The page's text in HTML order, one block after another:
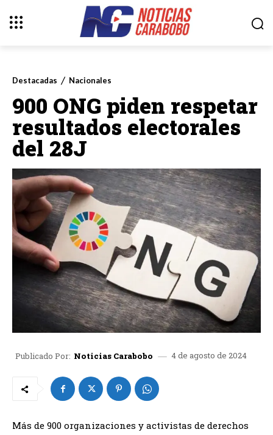
Destacadas Nacionales
900 ONG piden respetar
resultados electorales
del 28J
Publicado Por: Noticias Carabobo 4 de agosto de 2024
Más de 900 organizaciones y activistas de derechos